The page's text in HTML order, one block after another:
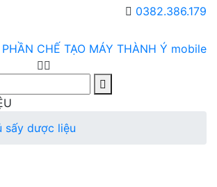
0382.386.179
sấy dược liệu